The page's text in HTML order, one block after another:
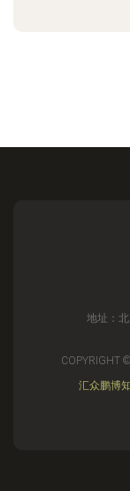
地址：
COPYRIGHT
汇众鹏博